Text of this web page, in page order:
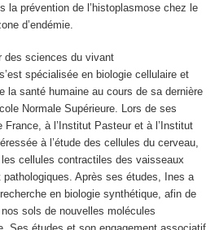
la prévention de l’histoplasmose chez le
d’endémie.
des sciences du vivant
s’est spécialisée en biologie cellulaire et
la santé humaine au cours de sa dernière
Normale Supérieure. Lors de ses
à l’Institut Pasteur et à l’Institut
à l’étude des cellules du cerveau,
cellules contractiles des vaisseaux
Après ses études, Ines a
en biologie synthétique, afin de
sols de nouvelles molécules